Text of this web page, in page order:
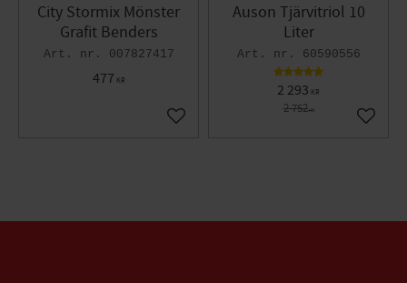
City Stormix Mönster
Grafit Benders
007827417
477 KR
Lägg till i favoriter
Auson Tjärvitriol 10
Liter
60590556
2 293 KR
2 752KR
Lägg